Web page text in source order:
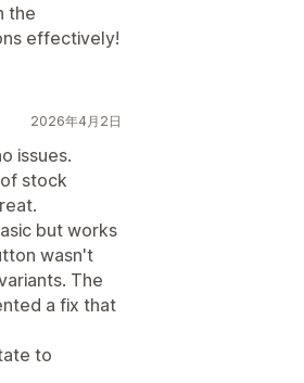
the
effectively!
2026年4月2日
issues.
stock
but works
wasn't
The
a fix that
to